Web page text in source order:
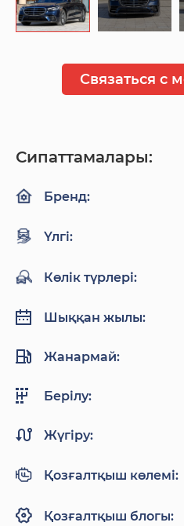
Связаться с
Сипаттамалары:
Бренд:
Үлгі:
Көлік түрлері:
Шыққан жылы:
Жанармай:
Берілу:
Жүгіру:
Қозғалтқыш көлемі:
Қозғалтқыш блогы: